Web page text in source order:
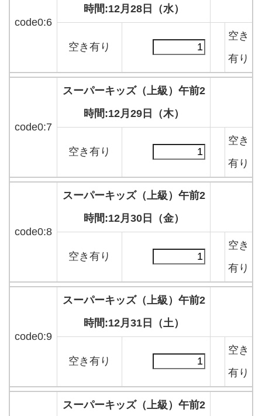
code0:6
時間:12月28日（水）
空き有り
空き
有り
code0:7
スーパーキッズ（上級）午前2
時間:12月29日（木）
空き有り
空き
有り
code0:8
スーパーキッズ（上級）午前2
時間:12月30日（金）
空き有り
空き
有り
code0:9
スーパーキッズ（上級）午前2
時間:12月31日（土）
空き有り
空き
有り
スーパーキッズ（上級）午前2